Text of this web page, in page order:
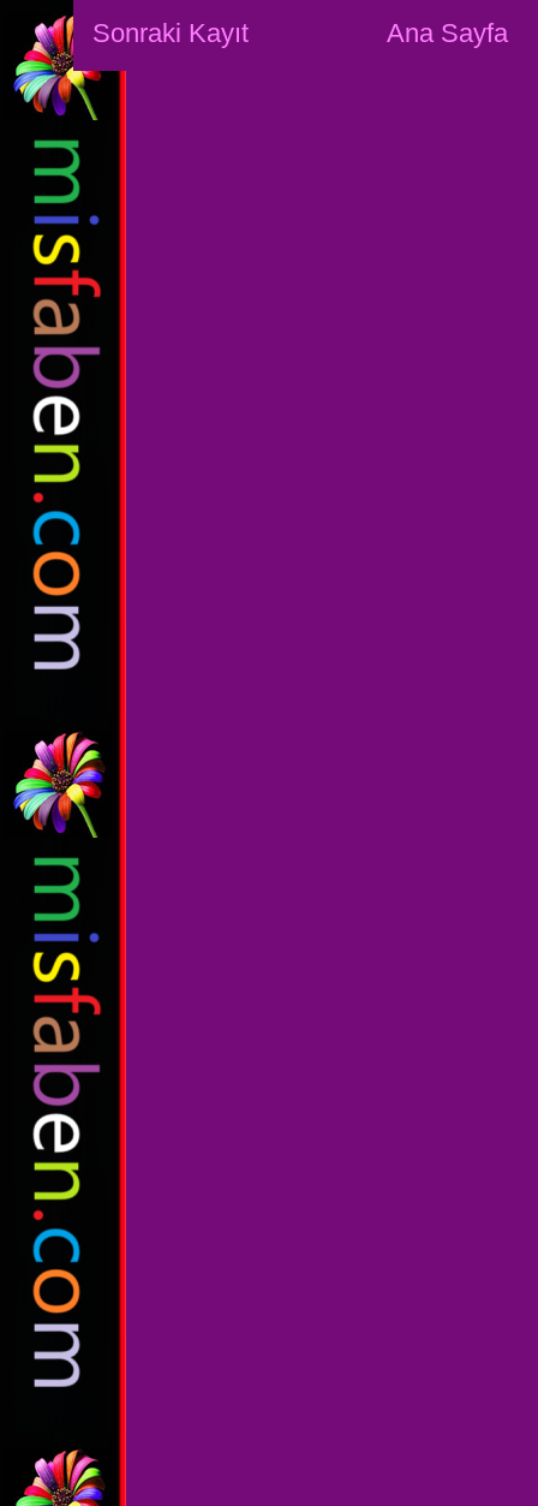
Sonraki Kayıt Ana Sayfa